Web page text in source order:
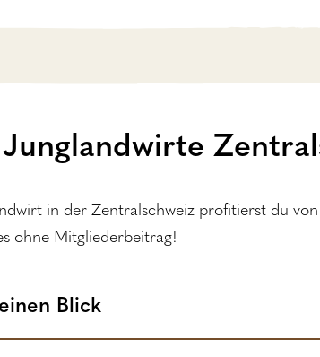
in der Zentralschweiz profitierst du
ohne Mitgliederbeitrag!
Blick